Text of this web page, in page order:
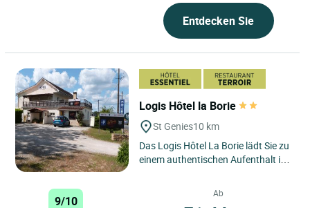
Entdecken Sie
Logis Hôtel la Borie
St Genies10 km
Das Logis Hôtel La Borie lädt Sie zu
einem authentischen Aufenthalt im
9/10
Ab